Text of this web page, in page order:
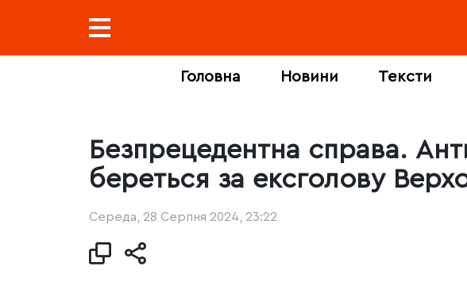
Головна Новини Тексти
Безпрецедентна справа.
береться за ексголову
Середа, 28 Серпня 2024, 23:22